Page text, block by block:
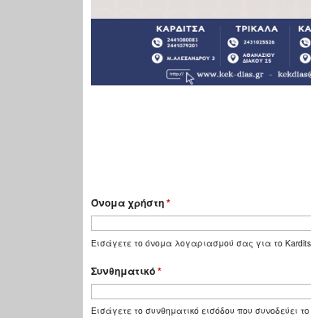
Όνομα χρήστη*
Εισάγετε το όνομα λογαριασμού σας για το
Συνθηματικό*
Εισάγετε το συνθηματικό εισόδου που συνοδεύει